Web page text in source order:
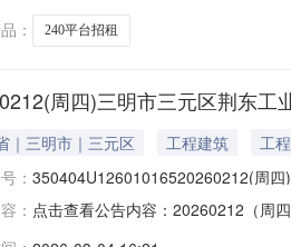
：
240平台招租
周四)三明市三元区荆东工
｜三明市｜三元区 工程建筑 工程
： 350404U12601016520260212(周四)
： 点击查看公告内容：20260212（周